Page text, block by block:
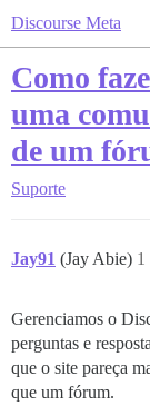
Discourse Meta
Como
uma
de um
Suporte
Jay91 (Jay Abie) 1
Gerenciamos o
perguntas e
que o site pareça
que um fórum.